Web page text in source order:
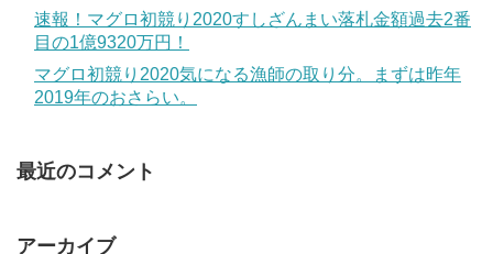
速報！マグロ初競り2020すしざんまい落札金額過去2番
目の1億9320万円！
マグロ初競り2020気になる漁師の取り分。まずは昨年
2019年のおさらい。
最近のコメント
アーカイブ